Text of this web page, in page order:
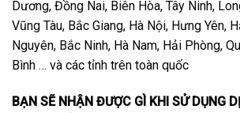
Dương, Đồng Nai, Biên Hòa, Tây Ninh,
Vũng Tàu, Bắc Giang, Hà Nội, Hưng Yên,
Nguyên, Bắc Ninh, Hà Nam, Hải Phòng,
Bình … và các tỉnh trên toàn quốc
BẠN SẼ NHẬN ĐƯỢC GÌ KHI SỬ DỤNG